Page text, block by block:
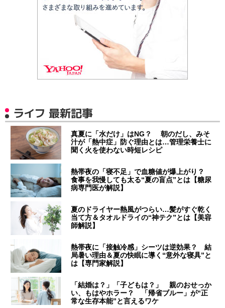
ライフ 最新記事
真夏に「水だけ」はNG？ 朝のだし、みそ
汁が「熱中症」防ぐ理由とは…管理栄養士に
聞く火を使わない時短レシピ
熱帯夜の「寝不足」で血糖値が爆上がり？
食事を我慢しても太る“夏の盲点”とは【糖尿
病専門医が解説】
夏のドライヤー熱風がつらい…髪がすぐ乾く
当て方＆タオルドライの“神テク”とは【美容
師解説】
熱帯夜に「接触冷感」シーツは逆効果？ 結
局暑い理由＆夏の快眠に導く“意外な寝具”と
は【専門家解説】
「結婚は？」「子どもは？」 親のおせっか
い、もはやホラー？ 「帰省ブルー」が“正
常な生存本能”と言えるワケ